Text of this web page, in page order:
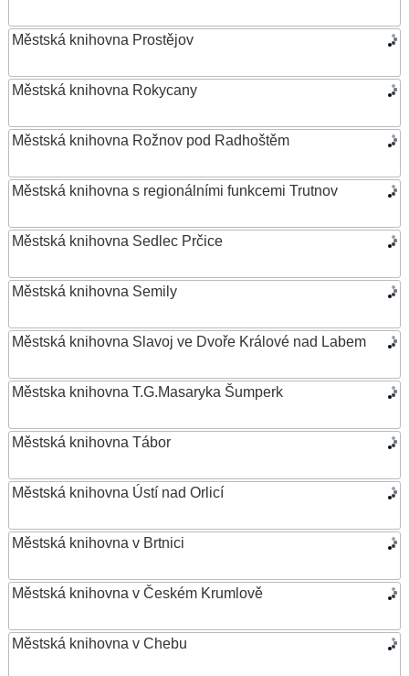
Městská knihovna Prostějov
Městská knihovna Rokycany
Městská knihovna Rožnov pod Radhoštěm
Městská knihovna s regionálními funkcemi Trutnov
Městská knihovna Sedlec Prčice
Městská knihovna Semily
Městská knihovna Slavoj ve Dvoře Králové nad Labem
Městska knihovna T.G.Masaryka Šumperk
Městská knihovna Tábor
Městská knihovna Ústí nad Orlicí
Městská knihovna v Brtnici
Městská knihovna v Českém Krumlově
Městská knihovna v Chebu